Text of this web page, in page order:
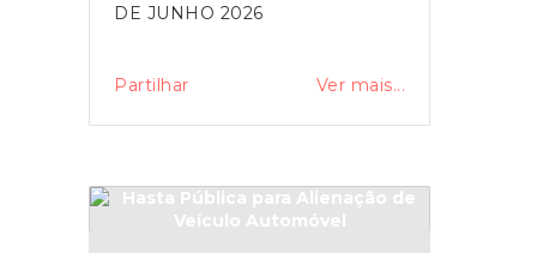
DE JUNHO 2026
Partilhar Ver mais...